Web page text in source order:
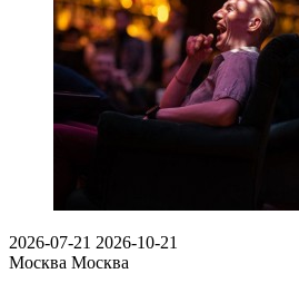
2026-07-21 2026-10-21
Москва Москва